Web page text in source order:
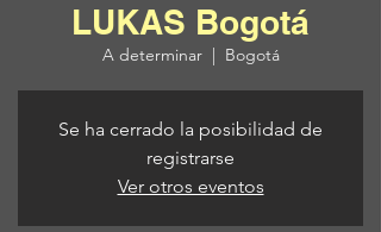
LUKAS Bogotá
A determinar
  |
Bogotá
Se ha cerrado la posibilidad de
registrarse
Ver otros eventos